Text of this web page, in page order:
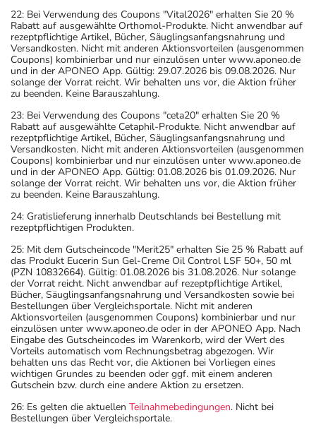
22: Bei Verwendung des Coupons "Vital2026" erhalten Sie 20 %
Rabatt auf ausgewählte Orthomol-Produkte. Nicht anwendbar auf
rezeptpflichtige Artikel, Bücher, Säuglingsanfangsnahrung und
Versandkosten. Nicht mit anderen Aktionsvorteilen (ausgenommen
Coupons) kombinierbar und nur einzulösen unter www.aponeo.de
und in der APONEO App. Gültig: 29.07.2026 bis 09.08.2026. Nur
solange der Vorrat reicht. Wir behalten uns vor, die Aktion früher
zu beenden. Keine Barauszahlung.
23: Bei Verwendung des Coupons "ceta20" erhalten Sie 20 %
Rabatt auf ausgewählte Cetaphil-Produkte. Nicht anwendbar auf
rezeptpflichtige Artikel, Bücher, Säuglingsanfangsnahrung und
Versandkosten. Nicht mit anderen Aktionsvorteilen (ausgenommen
Coupons) kombinierbar und nur einzulösen unter www.aponeo.de
und in der APONEO App. Gültig: 01.08.2026 bis 01.09.2026. Nur
solange der Vorrat reicht. Wir behalten uns vor, die Aktion früher
zu beenden. Keine Barauszahlung.
24: Gratislieferung innerhalb Deutschlands bei Bestellung mit
rezeptpflichtigen Produkten.
25: Mit dem Gutscheincode "Merit25" erhalten Sie 25 % Rabatt auf
das Produkt Eucerin Sun Gel-Creme Oil Control LSF 50+, 50 ml
(PZN 10832664). Gültig: 01.08.2026 bis 31.08.2026. Nur solange
der Vorrat reicht. Nicht anwendbar auf rezeptpflichtige Artikel,
Bücher, Säuglingsanfangsnahrung und Versandkosten sowie bei
Bestellungen über Vergleichsportale. Nicht mit anderen
Aktionsvorteilen (ausgenommen Coupons) kombinierbar und nur
einzulösen unter www.aponeo.de oder in der APONEO App. Nach
Eingabe des Gutscheincodes im Warenkorb, wird der Wert des
Vorteils automatisch vom Rechnungsbetrag abgezogen. Wir
behalten uns das Recht vor, die Aktionen bei Vorliegen eines
wichtigen Grundes zu beenden oder ggf. mit einem anderen
Gutschein bzw. durch eine andere Aktion zu ersetzen.
26: Es gelten die aktuellen Teilnahmebedingungen. Nicht bei
Bestellungen über Vergleichsportale.